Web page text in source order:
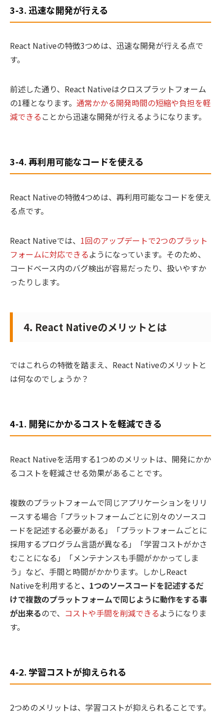
スプラットフォームの意 ...
3-3. 迅速な開発が行える
React Nativeの特徴3つめは、迅速な開発が行える点で
す。
前述した通り、React Nativeはクロスプラットフォーム
の1種となります。 通常かかる開発時間の短縮や負担を軽
減できる ことから迅速な開発が行えるようになります。
3-4. 再利用可能なコードを使える
React Nativeの特徴4つめは、再利用可能なコードを使え
る点です。
React Nativeでは、 1回のアップデートで2つのプラット
フォームに対応できるようになっています。そのため、
コードベース内のバグ検出が容易だったり、扱いやすか
ったりします。
4. React Nativeのメリットとは
ではこれらの特徴を踏まえ、React Nativeのメリットと
は何なのでしょうか？
4-1. 開発にかかるコストを軽減できる
React Nativeを活用する1つめのメリットは、開発にかか
るコストを軽減させる効果があることです。
複数のプラットフォームで同じアプリケーションをリリ
ースする場合「プラットフォームごとに別々のソースコ
ードを記述する必要がある」「プラットフォームごとに
採用するプログラム言語が異なる」「学習コストがかさ
むことになる」「メンテナンスも手間がかかってしま
う」など、手間と時間がかかります。しかしReact
Nativeを利用すると、1つのソースコードを記述するだ
けで複数のプラットフォームで同じように動作をする事
が出来るので、 コストや手間を削減できるようになりま
す。
4-2. 学習コストが抑えられる
2つめのメリットは、学習コストが抑えられることです。